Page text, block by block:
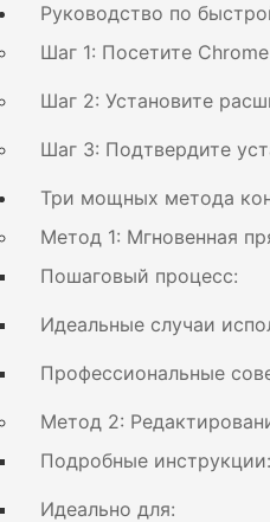
Руководство по
Шаг 1: Посетите
Шаг 2: Установите
Шаг 3: Подтвердите
Три мощных метода
Метод 1: Мгновенная
Пошаговый процесс:
Идеальные случаи
Профессиональные
Метод 2:
Подробные инструкции:
Идеально для: